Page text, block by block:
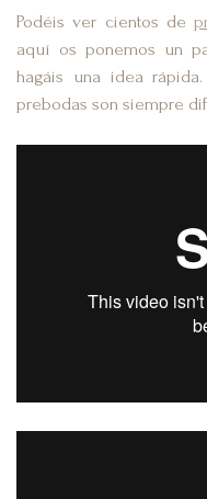
Podéis ver cientos de
aquí os ponemos un
hagáis una idea
prebodas son siempre